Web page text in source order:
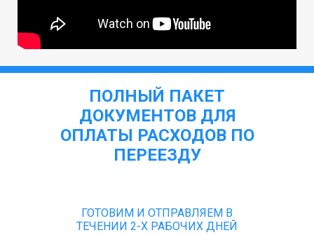
ПОЛНЫЙ ПАКЕТ
ДОКУМЕНТОВ ДЛЯ
ОПЛАТЫ РАСХОДОВ ПО
ПЕРЕЕЗДУ
ГОТОВИМ И ОТПРАВЛЯЕМ В
ТЕЧЕНИИ 2-Х РАБОЧИХ ДНЕЙ